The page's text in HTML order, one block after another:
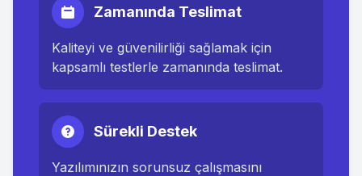
Zamanında Teslimat
Kaliteyi ve güvenilirliği sağlamak için
kapsamlı testlerle zamanında teslimat.
Sürekli Destek
Yazılımınızın sorunsuz çalışmasını